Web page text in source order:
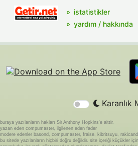
istatistikler
yardım / hakkında
Karanlık
buraya yazılanların hakları Sir Anthony Hopkins'e aittir.
yazan eden compumaster, ilgilenen eden fader
modere edenler basond, compumaster, fraise, kibritsuyu,
bu sitede yazılanların hiçbiri doğru değildir. site içeriği küçükler